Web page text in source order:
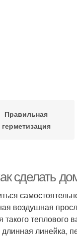
Правильная
герметизация
сделать
воздушная
теплового
линейка,